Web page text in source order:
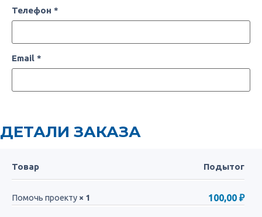
Телефон *
Email *
ДЕТАЛИ ЗАКАЗА
Товар Подытог
Помочь проекту × 1 100,00 ₽